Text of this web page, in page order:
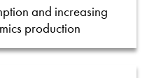
and increasing
production